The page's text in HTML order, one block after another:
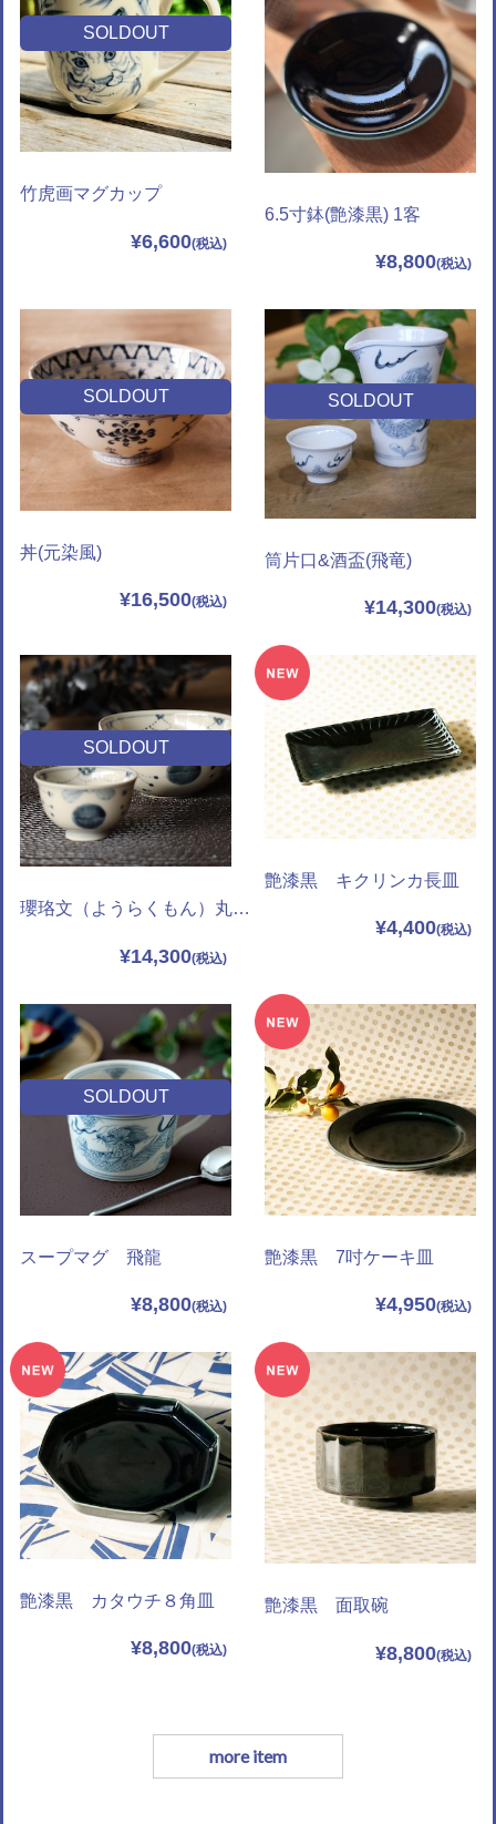
SOLDOUT
竹虎画マグカップ
¥6,600
6.5寸鉢(艶漆黒) 1客
¥8,800
SOLDOUT
丼(元染風)
¥16,500
SOLDOUT
筒片口&酒盃(飛竜)
¥14,300
SOLDOUT
瓔珞文（ようらくもん）丸片口＆酒杯
¥14,300
艶漆黒 キクリンカ長皿
¥4,400
SOLDOUT
スープマグ 飛龍
¥8,800
艶漆黒 7吋ケーキ皿
¥4,950
艶漆黒 カタウチ８角皿
¥8,800
艶漆黒 面取碗
¥8,800
more item